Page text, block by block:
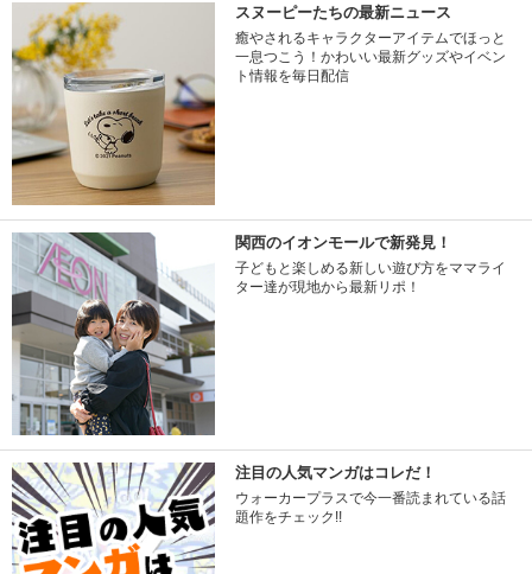
スヌーピーたちの最新ニュース
癒やされるキャラクターアイテムでほっと
一息つこう！かわいい最新グッズやイベン
ト情報を毎日配信
関西のイオンモールで新発見！
子どもと楽しめる新しい遊び方をママライ
ター達が現地から最新リポ！
注目の人気マンガはコレだ！
ウォーカープラスで今一番読まれている話
題作をチェック!!